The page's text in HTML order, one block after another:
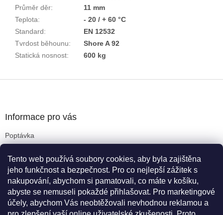
Tento web používá soubory cookies, aby byla zajištěna
jeho funkčnost a bezpečnost. Pro co nejlepší zážitek s
nakupování, abychom si pamatovali, co máte v košíku,
abyste se nemuseli pokaždé přihlašovat. Pro marketingové
účely, abychom Vás neobtěžovali nevhodnou reklamou a
Průměr děr:
11 mm
Teplota:
- 20 / + 60 °C
Standard:
EN 12532
Tvrdost běhounu:
Shore A 92
Statická nosnost: 600 kg
Informace pro vás
Poptávka
Podmínky ochrany osobních údajů
Reklamační řád
Kritéria pro výběr koleček
Doprava a platba
Cookies